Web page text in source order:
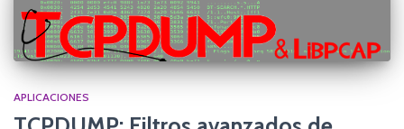
APLICACIONES